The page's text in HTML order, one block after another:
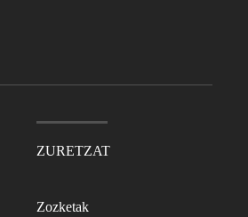
ZURETZAT
Zozketak